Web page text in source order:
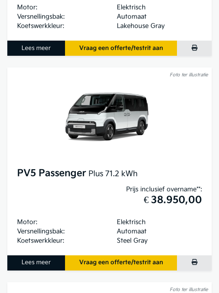
Motor:
Elektrisch
Versnellingsbak:
Automaat
Koetswerkkleur:
Lakehouse Gray
Lees meer Vraag een offerte/testrit aan
Foto ter illustratie
PV5 Passenger Plus 71.2 kWh
Prijs inclusief overname**:
€ 38.950,00
Motor:
Elektrisch
Versnellingsbak:
Automaat
Koetswerkkleur:
Steel Gray
Lees meer Vraag een offerte/testrit aan
Foto ter illustratie